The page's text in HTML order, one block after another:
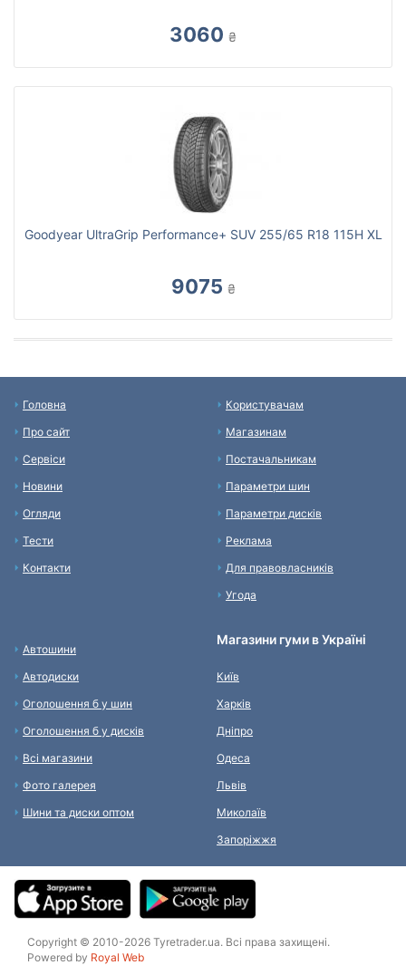
3060 ₴
Goodyear UltraGrip Performance+ SUV 255/65 R18 115H XL
9075 ₴
Головна
Про сайт
Сервіси
Новини
Огляди
Тести
Контакти
Користувачам
Магазинам
Постачальникам
Параметри шин
Параметри дисків
Реклама
Для правовласників
Угода
Автошини
Автодиски
Оголошення б у шин
Оголошення б у дисків
Всі магазини
Фото галерея
Шини та диски оптом
Магазини гуми в Україні
Київ
Харків
Дніпро
Одеса
Львів
Миколаїв
Запоріжжя
Copyright © 2010-2026 Tyretrader.ua. Всі права захищені.
Powered by Royal Web